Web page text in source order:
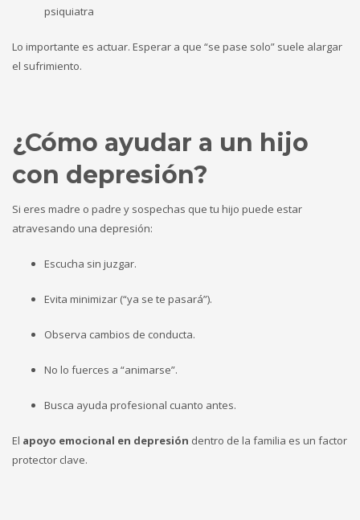
psiquiatra
Lo importante es actuar. Esperar a que “se pase solo” suele alargar
el sufrimiento.
¿Cómo ayudar a un hijo
con depresión?
Si eres madre o padre y sospechas que tu hijo puede estar
atravesando una depresión:
Escucha sin juzgar.
Evita minimizar (“ya se te pasará”).
Observa cambios de conducta.
No lo fuerces a “animarse”.
Busca ayuda profesional cuanto antes.
El apoyo emocional en depresión dentro de la familia es un factor
protector clave.